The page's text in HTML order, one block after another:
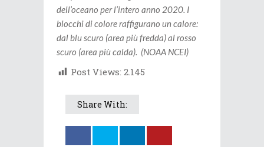
dell’oceano per l’intero anno 2020. I
blocchi di colore raffigurano un calore:
dal blu scuro (area più fredda) al rosso
scuro (area più calda). (NOAA NCEI)
Post Views: 2.145
Share With: